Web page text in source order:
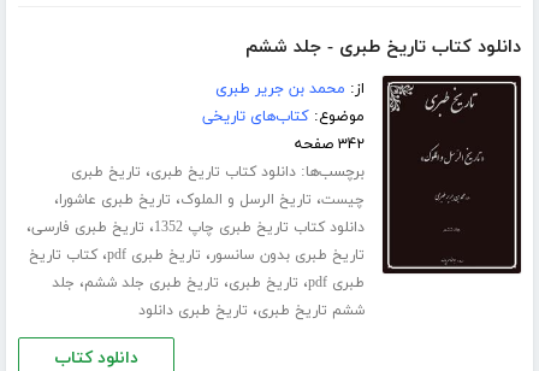
دانلود کتاب تاریخ طبری - جلد ششم
از: محمد بن جریر طبری
موضوع:کتاب‌های تاریخی
۳۴۲ صفحه
برچسب‌ها:دانلود کتاب تاریخ طبری، تاریخ طبری
چیست، تاریخ الرسل و الملوک، تاریخ طبری عاشورا،
دانلود کتاب تاریخ طبری چاپ 1352 ، تاریخ طبری فارسی،
تاریخ طبری بدون سانسور، تاریخ طبری pdf ،کتاب تاریخ
طبری pdf
، تاریخ طبری، تاریخ طبری جلد ششم، جلد
ششم تاریخ طبری، تاریخ طبری دانلود
دانلود کتاب